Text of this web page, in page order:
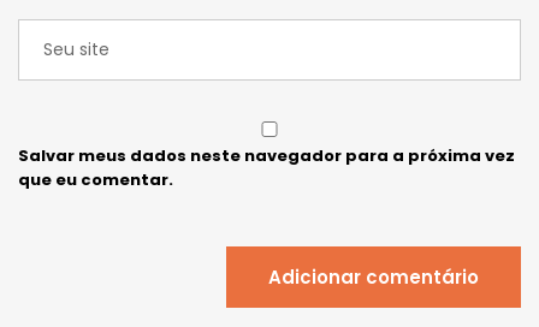
Salvar meus dados neste navegador para a próxima vez
que eu comentar.
Adicionar comentário